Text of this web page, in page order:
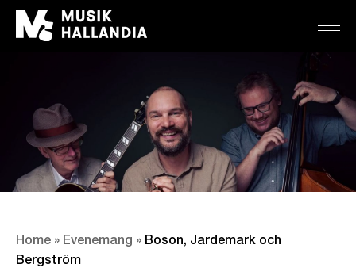
Home » Evenemang » Boson, Jardemark och
Bergström